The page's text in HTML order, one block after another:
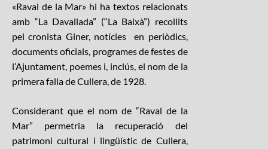
«Raval de la Mar» hi ha textos relacionats
amb “La Davallada” (“La Baixà”) recollits
pel cronista Giner, notícies en periòdics,
documents oficials, programes de festes de
l’Ajuntament, poemes i, inclús, el nom de la
primera falla de Cullera, de 1928.
Considerant que el nom de “Raval de la
Mar” permetria la recuperació del
patrimoni cultural i lingüístic de Cullera,